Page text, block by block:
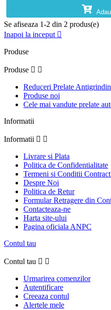
Se afiseaza 1-2 din 2 produs(e)
Inapoi la inceput 
Produse
Produse  
Reduceri Prelate
Produse noi
Cele mai vandute prelate
Informatii
Informatii  
Livrare si Plata
Politica de Confidentialitate
Termeni si Conditii
Despre Noi
Politica de Retur
Formular Retragere din
Contacteaza-ne
Harta site-ului
Pagina oficiala ANPC
Contul tau
Contul tau  
Urmarirea comenzilor
Autentificare
Creeaza contul
Alertele mele